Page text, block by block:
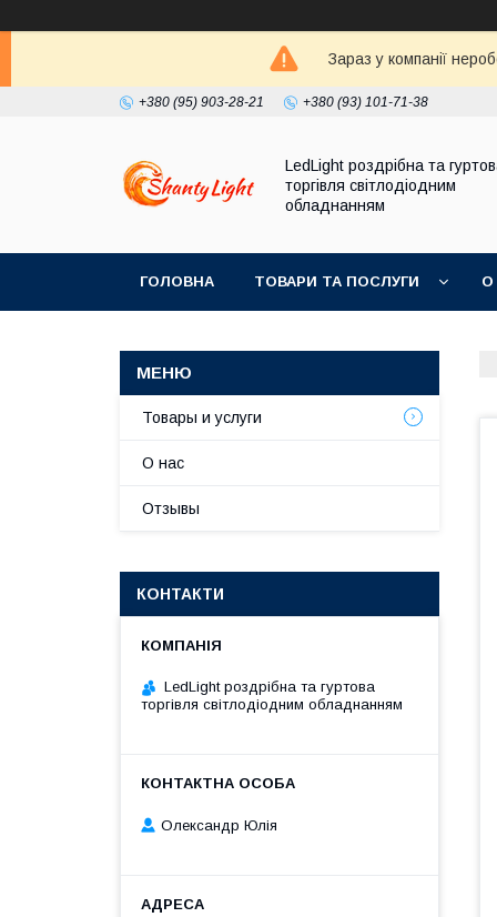
Зараз у компанії
+380 (95) 903-28-21 +380 (93) 101-71-38
LedLight роздрiбна та
торгiвля свiтлодiодним
обладнанням
ГОЛОВНА ТОВАРИ ТА ПОСЛУГИ О
Товары и услуги
О нас
Отзывы
КОНТАКТИ
LedLight роздрiбна та гуртова
торгiвля свiтлодiодним обладнанням
Олександр Юлія